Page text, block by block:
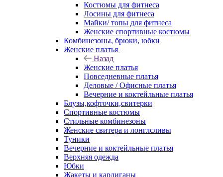
Костюмы для фитнеса
Лосины для фитнеса
Майки/ топы для фитнеса
Женские спортивные костюмы
Комбинезоны, брюки, юбки
Женские платья
Назад
Женские платья
Повседневные платья
Деловые / Офисные платья
Вечерние и коктейльные платья
Блузы,кофточки,свитерки
Спортивные костюмы
Стильные комбинезоны
Женские свитера и лонглсливы
Туники
Вечерние и коктейльные платья
Верхняя одежда
Юбки
Жакеты и кардиганы